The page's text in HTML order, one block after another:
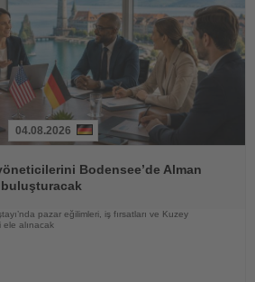
04.08.2026
Bodensee’de Alman
pazar eğilimleri, iş fırsatları ve Kuzey
ele alınacak